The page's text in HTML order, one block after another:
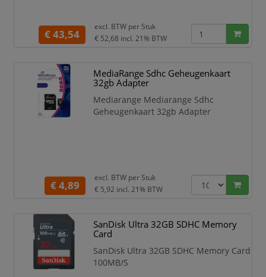
€ 43,54
excl. BTW per Stuk
€ 52,68 incl. 21% BTW
MediaRange Sdhc Geheugenkaart
32gb Adapter
Mediarange Mediarange Sdhc
Geheugenkaart 32gb Adapter
€ 4,89
excl. BTW per Stuk
€ 5,92 incl. 21% BTW
SanDisk Ultra 32GB SDHC Memory
Card
SanDisk Ultra 32GB SDHC Memory Card
100MB/S